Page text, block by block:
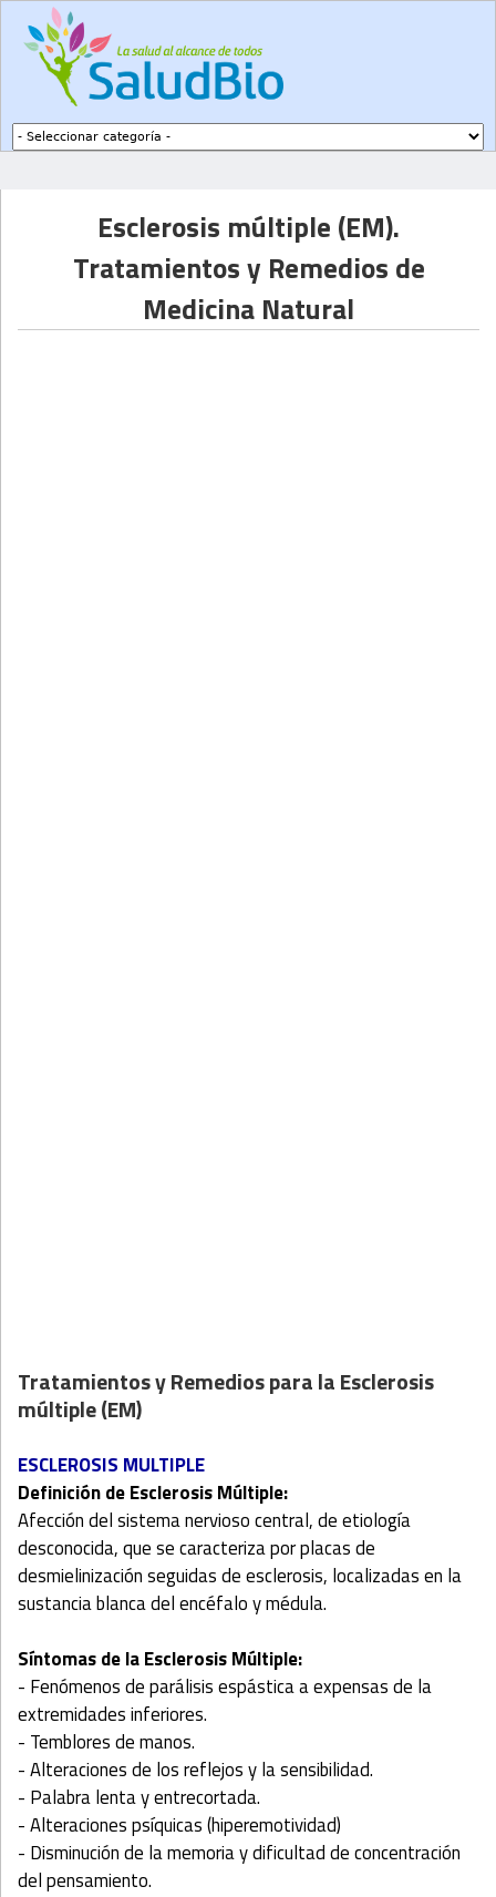
Esclerosis múltiple (EM).
Tratamientos y Remedios de
Medicina Natural
Tratamientos y Remedios para la Esclerosis
múltiple (EM)
ESCLEROSIS MULTIPLE
Definición de Esclerosis Múltiple:
Afección del sistema nervioso central, de etiología
desconocida, que se caracteriza por placas de
desmielinización seguidas de esclerosis, localizadas en la
sustancia blanca del encéfalo y médula.
Síntomas de la Esclerosis Múltiple:
- Fenómenos de parálisis espástica a expensas de la
extremidades inferiores.
- Temblores de manos.
- Alteraciones de los reflejos y la sensibilidad.
- Palabra lenta y entrecortada.
- Alteraciones psíquicas (hiperemotividad)
- Disminución de la memoria y dificultad de concentración
del pensamiento.